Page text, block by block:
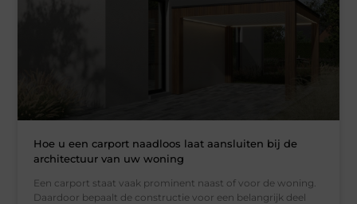
Hoe u een carport naadloos laat aansluiten bij de
architectuur van uw woning
Een carport staat vaak prominent naast of voor de woning.
Daardoor bepaalt de constructie voor een belangrijk deel